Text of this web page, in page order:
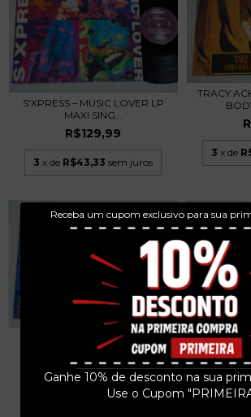
Receba um cupom exclusivo para sua
Ganhe 10% de desconto na sua
Use o Cupom
S'XPRESS – MUSIC LOVER LP
MAXI SING...
R$129,99
3 x de R$43,33 sem juros
TRACY
3 x de
GO WEST – WE CLOSE OUR
EYES LP MAXI SING...
R$129,99
sem juros
VESTA
3 x de